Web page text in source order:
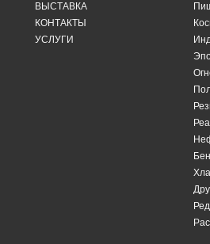
ВЫСТАВКА
КОНТАКТЫ
УСЛУГИ